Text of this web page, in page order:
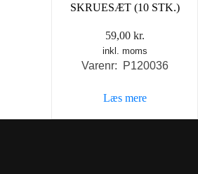
SKRUESÆT (10 STK.)
59,00 kr.
inkl. moms
Varenr: P120036
Læs mere